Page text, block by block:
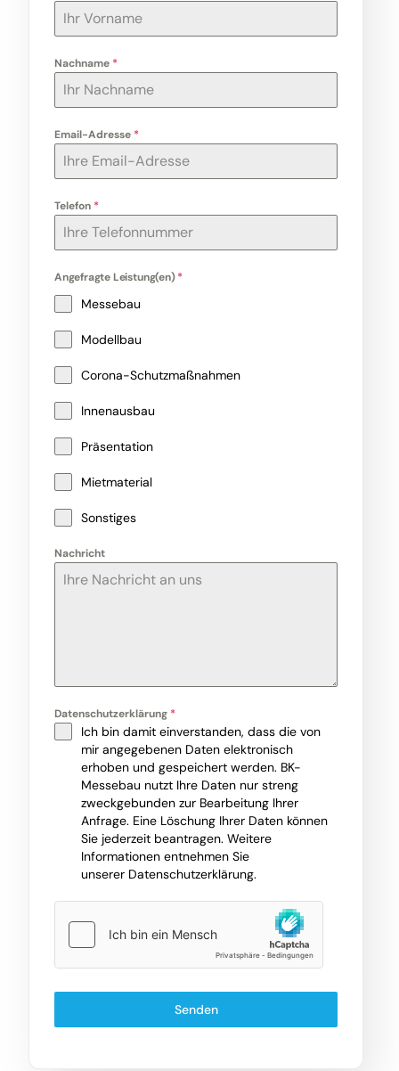
Nachname *
Email-Adresse *
Telefon *
Angefragte Leistung(en)*
Messebau
Modellbau
Corona-Schutzmaßnahmen
Innenausbau
Präsentation
Mietmaterial
Sonstiges
Nachricht
Datenschutzerklärung *
Ich bin damit einverstanden, dass die von
mir angegebenen Daten elektronisch
erhoben und gespeichert werden. BK-
Messebau nutzt Ihre Daten nur streng
zweckgebunden zur Bearbeitung Ihrer
Anfrage. Eine Löschung Ihrer Daten können
Sie jederzeit beantragen. Weitere
Informationen entnehmen Sie
unserer Datenschutzerklärung.
Senden